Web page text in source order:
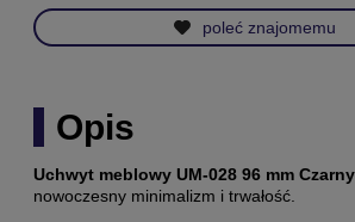
poleć znajomemu
Opis
Uchwyt meblowy UM-028 96 mm
nowoczesny minimalizm i trwałość.